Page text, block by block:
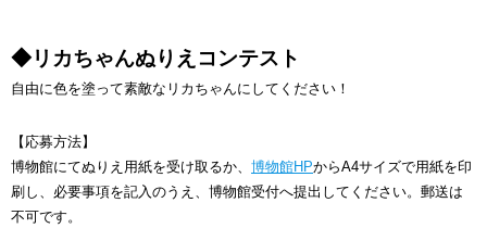
◆リカちゃんぬりえコンテスト
自由に色を塗って素敵なリカちゃんにしてください！
【応募方法】
博物館にてぬりえ用紙を受け取るか、 博物館HPからA4サイズで用紙を印
刷し、必要事項を記入のうえ、博物館受付へ提出してください。郵送は
不可です。